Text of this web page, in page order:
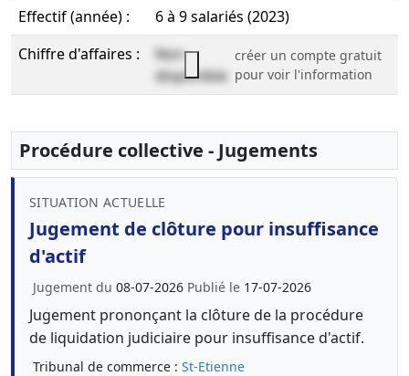
Effectif (année) :
6 à 9 salariés (2023)
Chiffre d'affaires :
Non
disponible
créer un compte gratuit
pour voir l'information
Procédure collective - Jugements
SITUATION ACTUELLE
Jugement de clôture pour insuffisance
d'actif
Jugement du 08-07-2026 Publié le 17-07-2026
Jugement prononçant la clôture de la procédure
de liquidation judiciaire pour insuffisance d'actif.
Tribunal de commerce : St-Etienne